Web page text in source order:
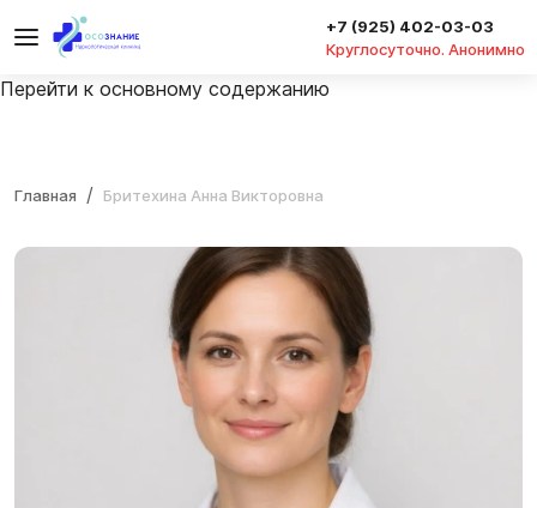
Перейти к основному содержанию
+7 (925) 402-03-03
Круглосуточно. Анонимно
Главная Бритехина Анна Викторовна